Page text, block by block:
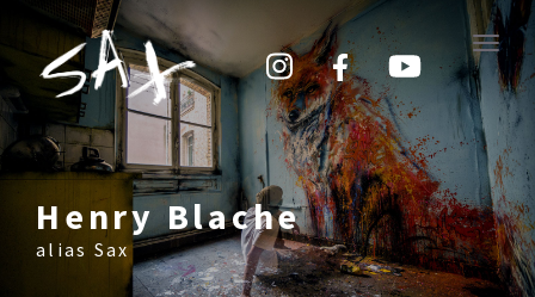
Toggle
Henry Blache
alias Sax